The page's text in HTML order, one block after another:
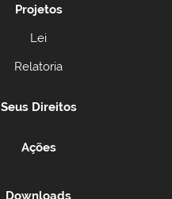
Projetos
Lei
Relatoria
Seus Direitos
Ações
Downloads